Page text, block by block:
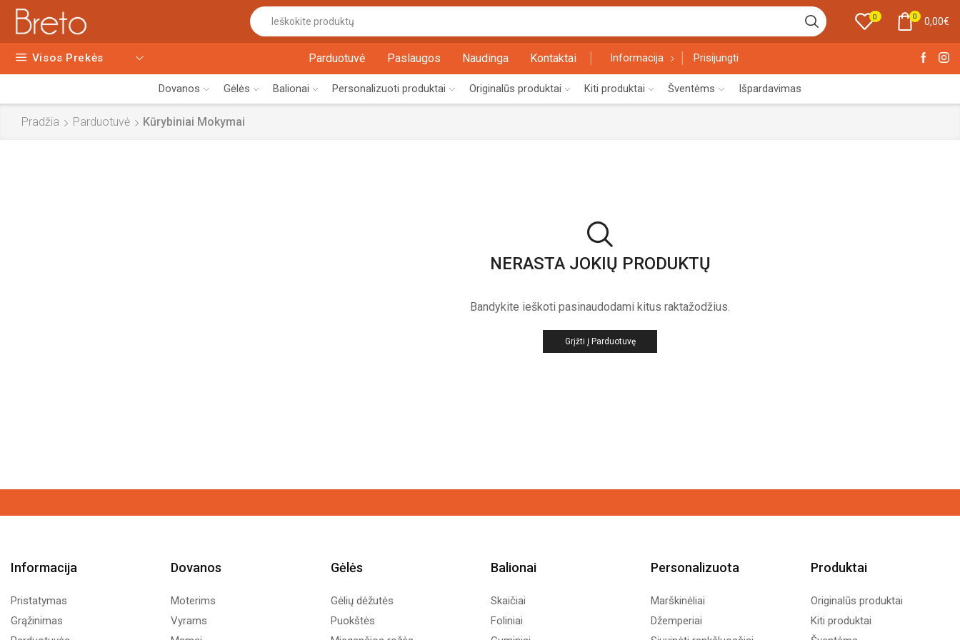
input
0 0 0,00€
Visos Prekės Parduotuvė Paslaugos Naudinga Kontaktai Informacija Prisijungti
Dovanos Gėlės Balionai Personalizuoti produktai Originalūs produktai Kiti produktai Šventėms Išpardavimas
Pradžia Parduotuvė Kūrybiniai Mokymai
NERASTA JOKIŲ PRODUKTŲ
Bandykite ieškoti pasinaudodami kitus raktažodžius.
Grįžti Į Parduotuvę
Informacija
Pristatymas
Grąžinimas
Dovanos
Moterims
Vyrams
Gėlės
Gėlių dėžutės
Puokštės
Balionai
Skaičiai
Foliniai
Personalizuota
Marškinėliai
Džemperiai
Produktai
Originalūs produktai
Kiti produktai